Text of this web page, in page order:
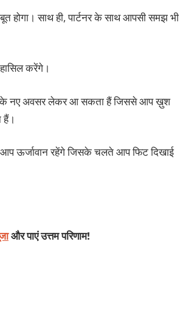
होगा। साथ ही, पार्टनर के साथ आपसी समझ भी
करेंगे।
के नए अवसर लेकर आ सकता हैं जिससे आप ख़ुश
हैं।
ऊर्जावान रहेंगे जिसके चलते आप फिट दिखाई
और पाएं उत्तम परिणाम!